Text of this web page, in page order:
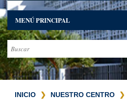
MENÚ PRINCIPAL
INICIO NUESTRO CENTRO